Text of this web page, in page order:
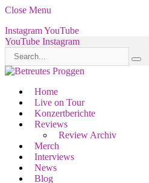
Close Menu
InstagramYouTube
YouTube Instagram
Home
Live on Tour
Konzertberichte
Reviews
Review Archiv
Merch
Interviews
News
Blog